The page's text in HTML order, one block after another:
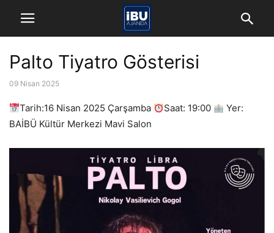
Palto Tiyatro Gösterisi
09 Nisan 2025
Tarih:16 Nisan 2025 Çarşamba Saat: 19:00
Yer:
BAİBÜ Kültür Merkezi Mavi Salon